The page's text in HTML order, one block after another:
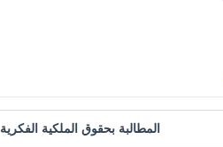
المطالبة بحقوق الملكية الفكرية